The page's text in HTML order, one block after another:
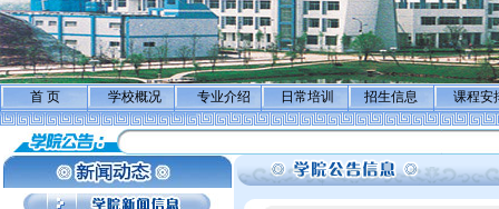
首 页 学校概况 专业介绍 日常培训 招生信息 课程安